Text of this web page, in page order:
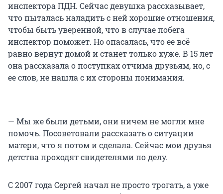
инспектора ПДН. Сейчас девушка рассказывает,
что пыталась наладить с ней хорошие отношения,
чтобы быть уверенной, что в случае побега
инспектор поможет. Но опасалась, что ее всё
равно вернут домой и станет только хуже. В 15 лет
она рассказала о поступках отчима друзьям, но, с
ее слов, не нашла с их стороны понимания.
— Мы же были детьми, они ничем не могли мне
помочь. Посоветовали рассказать о ситуации
матери, что я потом и сделала. Сейчас мои друзья
детства проходят свидетелями по делу.
С 2007 года Сергей начал не просто трогать, а уже